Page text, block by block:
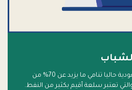
تشهد المملكة العربية السعودية حاليا تنامي ما يزيد عن 70% من
تعتبر سلعة أقيم بكثير من النفط.